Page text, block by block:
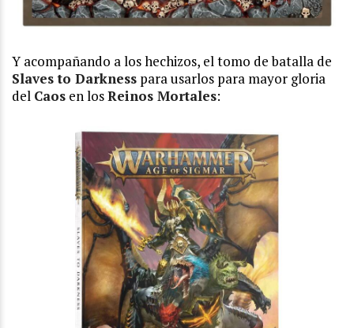
Y acompañando a los hechizos, el tomo de batalla de
Slaves to Darkness para usarlos para mayor gloria
del Caos en losReinos Mortales: